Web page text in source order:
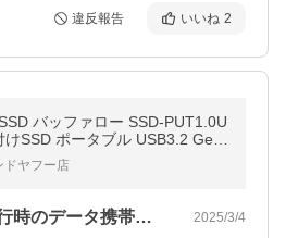
違反報告 いいね 2
バッファロー SSD-PUT1.0U
SSD ポータブル USB3.2 Gen
型 TV録画対応 1.0TB ブラック]
ドヤフー店
海外バックパック旅行時のデータ携帯に便利 2025/3/4